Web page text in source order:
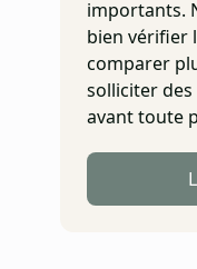
importants.
bien vérifier
comparer
solliciter
avant toute